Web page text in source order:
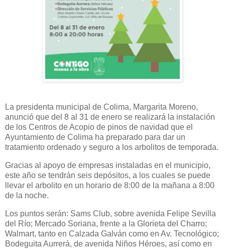
La presidenta municipal de Colima, Margarita Moreno,
anunció que del 8 al 31 de enero se realizará la instalación
de los Centros de Acopio de pinos de navidad que el
Ayuntamiento de Colima ha preparado para dar un
tratamiento ordenado y seguro a los arbolitos de temporada.
Gracias al apoyo de empresas instaladas en el municipio,
este año se tendrán seis depósitos, a los cuales se puede
llevar el arbolito en un horario de 8:00 de la mañana a 8:00
de la noche.
Los puntos serán: Sams Club, sobre avenida Felipe Sevilla
del Río; Mercado Soriana, frente a la Glorieta del Charro;
Walmart, tanto en Calzada Galván como en Av. Tecnológico;
Bodeguita Aurrerá, de avenida Niños Héroes, así como en